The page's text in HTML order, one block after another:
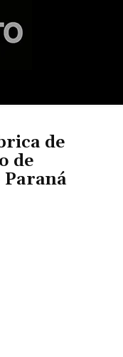
de
de
Paraná